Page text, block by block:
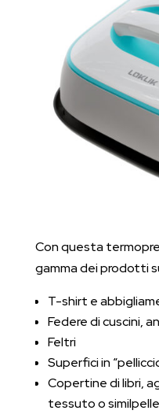
Con questa
gamma dei prodotti
T-shirt e
Federe di cuscini,
Feltri
Superfici in
Copertine di libri,
tessuto o similpelle